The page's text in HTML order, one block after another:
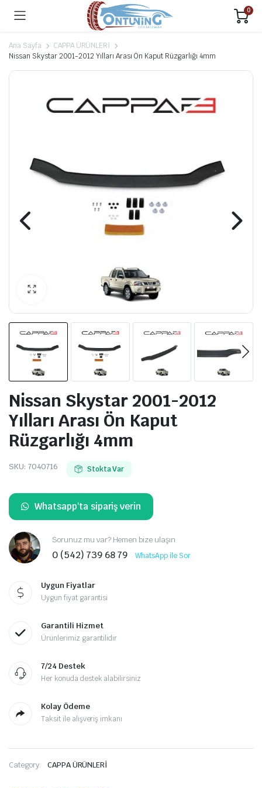
0
Ana Sayfa
CAPPA ÜRÜNLERİ
Nissan Skystar 2001-2012 Yılları Arası Ön Kaput Rüzgarlığı 4mm
Nissan Skystar 2001-2012
Yılları Arası Ön Kaput
Rüzgarlığı 4mm
SKU: 7040716 Stokta Var
Whatsapp'ta sipariş verin
Sorunuz mu var? Hemen bize ulaşın
0 (542) 739 68 79 WhatsApp ile Sor
Uygun Fiyatlar
Uygun fiyat garantisi
Garantili Hizmet
Ürünlerimiz garantilidir
7/24 Destek
Her konuda destek alabilirsiniz
Kolay Ödeme
Taksit ile alışveriş imkanı
Category: CAPPA ÜRÜNLERİ